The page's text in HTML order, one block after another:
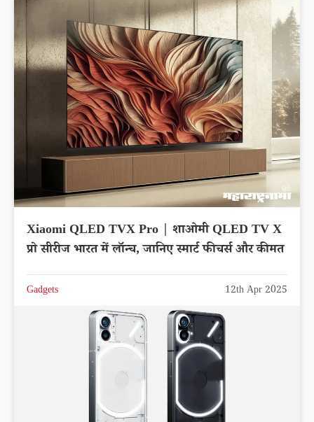
Xiaomi QLED TVX Pro | शाओमी QLED TV X
प्रो सीरीज भारत में लॉन्च, जानिए स्मार्ट फीचर्स और कीमत
Gadgets 12th Apr 2025